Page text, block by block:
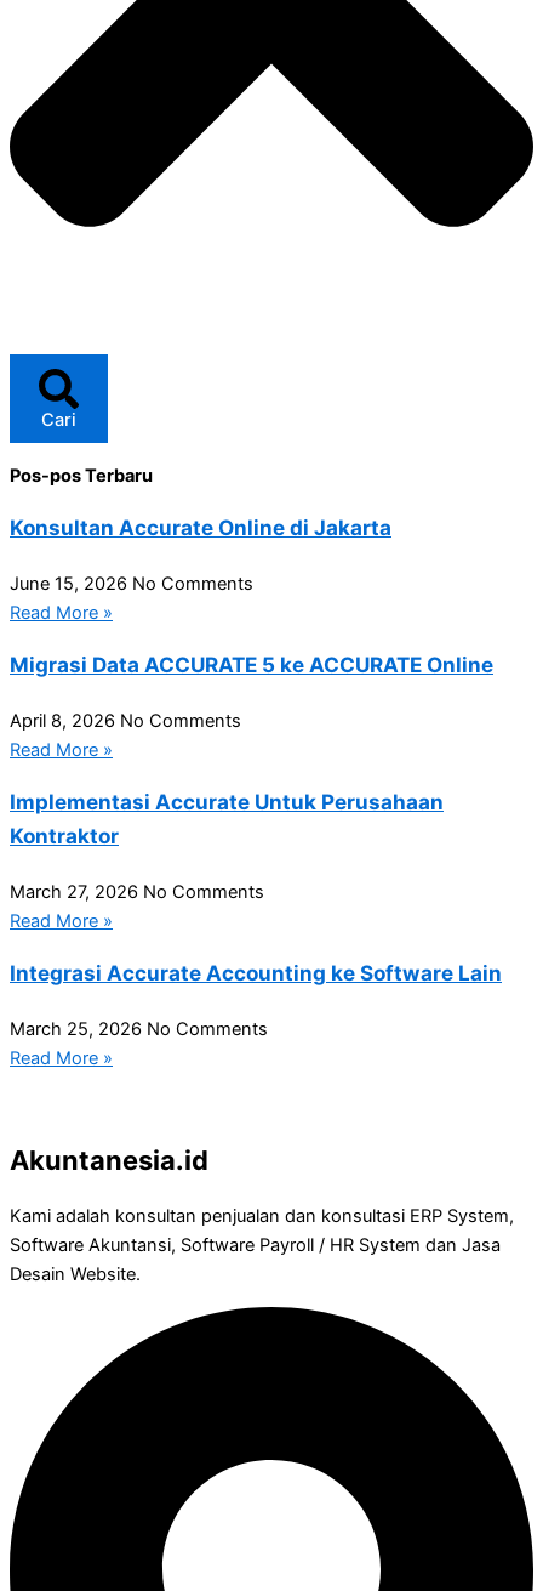
Cari
Pos-pos Terbaru
Konsultan Accurate Online di Jakarta
June 15, 2026 No Comments
Read More »
Migrasi Data ACCURATE 5 ke ACCURATE Online
April 8, 2026 No Comments
Read More »
Implementasi Accurate Untuk Perusahaan
Kontraktor
March 27, 2026 No Comments
Read More »
Integrasi Accurate Accounting ke Software Lain
March 25, 2026 No Comments
Read More »
Akuntanesia.id
Kami adalah konsultan penjualan dan konsultasi ERP System,
Software Akuntansi, Software Payroll / HR System dan Jasa
Desain Website.